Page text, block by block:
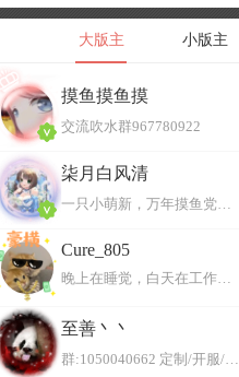
大版主 小版主
摸鱼摸鱼摸
交流吹水群967780922
柒月白风清
一只小萌新，万年摸鱼党！已经脱坑了。。。
Cure_805
晚上在睡觉，白天在工作，不一定能及时回复，有事可以留言！
至善丶丶
群:1050040662 定制/开服/地图制作/价格公道